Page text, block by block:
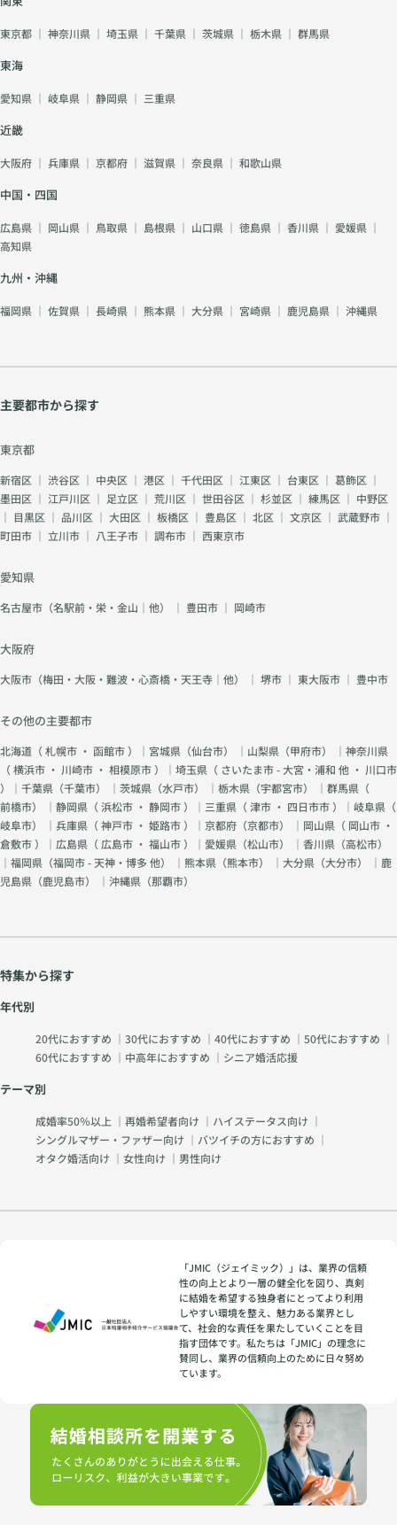
東京都 ｜ 神奈川県 ｜ 埼玉県 ｜ 千葉県 ｜ 茨城県 ｜ 栃木県 ｜ 群馬県
東海
愛知県 ｜ 岐阜県 ｜ 静岡県 ｜ 三重県
近畿
大阪府 ｜ 兵庫県 ｜ 京都府 ｜ 滋賀県 ｜ 奈良県 ｜ 和歌山県
中国・四国
広島県 ｜ 岡山県 ｜ 鳥取県 ｜ 島根県 ｜ 山口県 ｜ 徳島県 ｜ 香川県 ｜ 愛媛県 ｜
高知県
九州・沖縄
福岡県 ｜ 佐賀県 ｜ 長崎県 ｜ 熊本県 ｜ 大分県 ｜ 宮崎県 ｜ 鹿児島県 ｜ 沖縄県
主要都市から探す
東京都
新宿区 ｜ 渋谷区 ｜ 中央区 ｜ 港区 ｜ 千代田区 ｜ 江東区 ｜ 台東区 ｜ 葛飾区 ｜
墨田区 ｜ 江戸川区 ｜ 足立区 ｜ 荒川区 ｜ 世田谷区 ｜ 杉並区 ｜ 練馬区 ｜ 中野区
｜ 目黒区 ｜ 品川区 ｜ 大田区 ｜ 板橋区 ｜ 豊島区 ｜ 北区 ｜ 文京区 ｜ 武蔵野市 ｜
町田市 ｜ 立川市 ｜ 八王子市 ｜ 調布市 ｜ 西東京市
愛知県
名古屋市（名駅前・栄・金山｜他） ｜ 豊田市 ｜ 岡崎市
大阪府
大阪市（梅田・大阪・難波・心斎橋・天王寺｜他） ｜ 堺市 ｜ 東大阪市 ｜ 豊中市
その他の主要都市
北海道（札幌市 ・ 函館市）｜宮城県（仙台市） ｜山梨県（甲府市） ｜神奈川県
（横浜市 ・ 川崎市 ・ 相模原市）｜埼玉県（ さいたま市 - 大宮・浦和 他 ・ 川口市
）｜千葉県（千葉市） ｜茨城県（水戸市） ｜栃木県（宇都宮市） ｜群馬県（
前橋市） ｜静岡県（浜松市 ・ 静岡市）｜三重県（津市 ・ 四日市市）｜岐阜県（
岐阜市） ｜兵庫県（神戸市 ・ 姫路市）｜京都府（京都市） ｜岡山県（ 岡山市 ・
倉敷市）｜広島県（ 広島市 ・ 福山市）｜愛媛県（松山市） ｜香川県（高松市）
｜福岡県（福岡市 - 天神・博多 他） ｜熊本県（熊本市） ｜大分県（大分市） ｜鹿
児島県（鹿児島市） ｜沖縄県（那覇市）
特集から探す
年代別
20代におすすめ ｜ 30代におすすめ ｜ 40代におすすめ ｜ 50代におすすめ ｜
60代におすすめ ｜ 中高年におすすめ ｜ シニア婚活応援
テーマ別
成婚率50％以上 ｜ 再婚希望者向け ｜ ハイステータス向け ｜
シングルマザー・ファザー向け ｜ バツイチの方におすすめ ｜
オタク婚活向け ｜ 女性向け ｜ 男性向け
「JMIC（ジェイミック）」は、業界の信頼
性の向上とより一層の健全化を図り、真剣
に結婚を希望する独身者にとってより利用
しやすい環境を整え、魅力ある業界とし
て、社会的な責任を果たしていくことを目
指す団体です。私たちは「JMIC」の理念に
賛同し、業界の信頼向上のために日々努め
ています。